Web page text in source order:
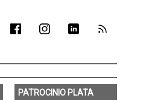
PATROCINIO PLATA